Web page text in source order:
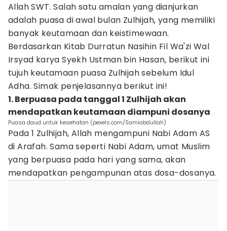
Allah SWT. Salah satu amalan yang dianjurkan
adalah puasa di awal bulan Zulhijah, yang memiliki
banyak keutamaan dan keistimewaan.
Berdasarkan Kitab Durratun Nasihin Fil Wa'zi Wal
Irsyad karya Syekh Ustman bin Hasan, berikut ini
tujuh keutamaan puasa Zulhijah sebelum Idul
Adha. Simak penjelasannya berikut ini!
1. Berpuasa pada tanggal 1 Zulhijah akan
mendapatkan keutamaan diampuni dosanya
Puasa daud untuk kesehatan (pexels.com/Samiabdullah)
Pada 1 Zulhijah, Allah mengampuni Nabi Adam AS
di Arafah. Sama seperti Nabi Adam, umat Muslim
yang berpuasa pada hari yang sama, akan
mendapatkan pengampunan atas dosa-dosanya.